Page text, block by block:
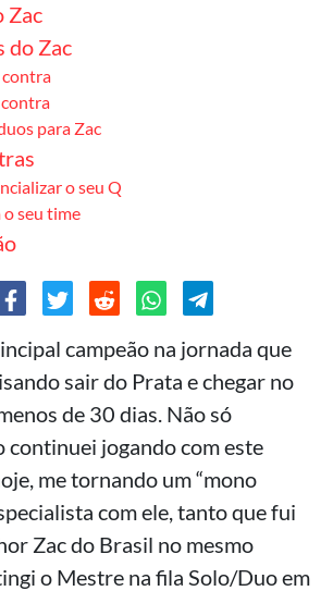
Zac
do Zac
contra
contra
para Zac
o seu Q
o seu time
campeão na jornada que
sair do Prata e chegar no
de 30 dias. Não só
continuei jogando com este
me tornando um “mono
com ele, tanto que fui
Zac do Brasil no mesmo
o Mestre na fila Solo/Duo em